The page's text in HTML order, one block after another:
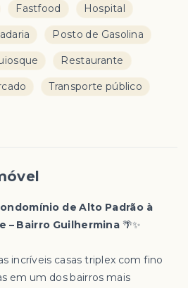
Fastfood Hospital
Posto de Gasolina
Restaurante
Transporte público
de Alto Padrão à
– Bairro Guilhermina 🌴✨
incríveis casas triplex com fino
em um dos bairros mais